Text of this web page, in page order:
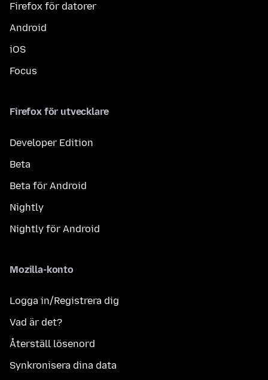
Firefox för datorer
Android
iOS
Focus
Firefox för utvecklare
Developer Edition
Beta
Beta för Android
Nightly
Nightly för Android
Mozilla-konto
Logga in/Registrera dig
Vad är det?
Återställ lösenord
Synkronisera dina data